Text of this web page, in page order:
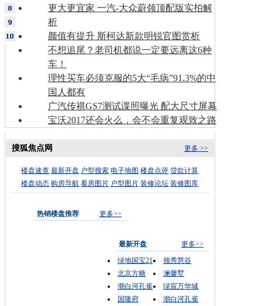
更大更宜家 一汽-大众蔚领顶配版实拍解
析
颜值有提升 斯柯达新款明锐官图赏析
不想追尾？老司机都说一定要远离这6种
车！
理性买车必须克服的5大“毛病”91.3%的中
国人都有
广汽传祺GS7测试谍照曝光 配大尺寸屏幕
宝沃2017还会火么，会不会重复观致之路
更多 >>
搜狐焦点网
楼盘速查 最新开盘 户型搜索 电子地图 楼盘点评 贷款计算
楼盘动态 购房导航 看房图片 户型图片 装修论坛 装修图库
热销楼盘推荐 更多>>
最新开盘
更多>>
绿地国宝21
领秀慧谷
北京方糖
澜馨墅
潮白河孔雀
绿宸万华城
国隆府
潮白河孔雀